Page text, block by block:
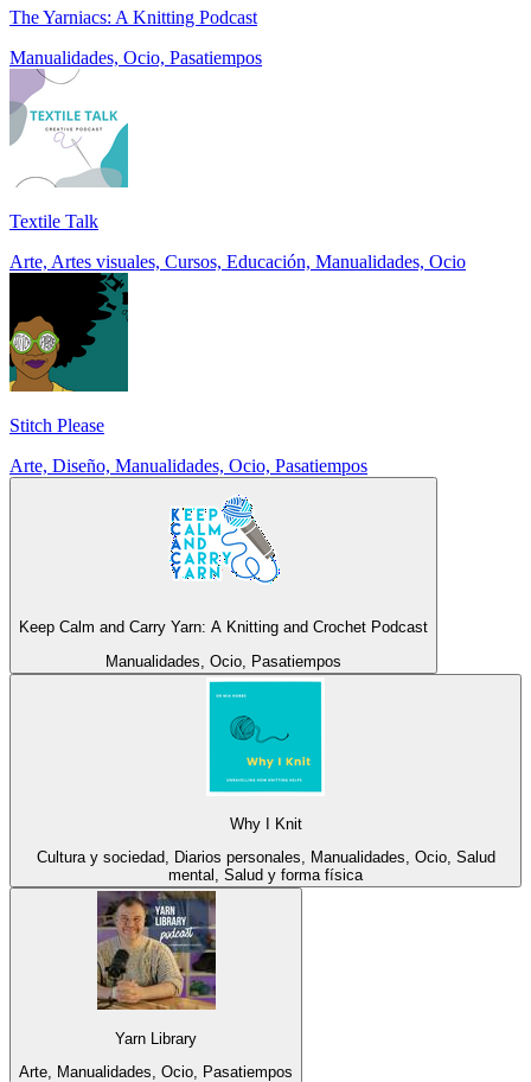
The Yarniacs: A Knitting Podcast
Manualidades, Ocio, Pasatiempos
Textile Talk
Arte, Artes visuales, Cursos, Educación, Manualidades, Ocio
Stitch Please
Arte, Diseño, Manualidades, Ocio, Pasatiempos
Keep Calm and Carry Yarn: A Knitting and Crochet Podcast
Manualidades, Ocio, Pasatiempos
Why I Knit
Cultura y sociedad, Diarios personales, Manualidades, Ocio, Salud
mental, Salud y forma física
Yarn Library
Arte, Manualidades, Ocio, Pasatiempos